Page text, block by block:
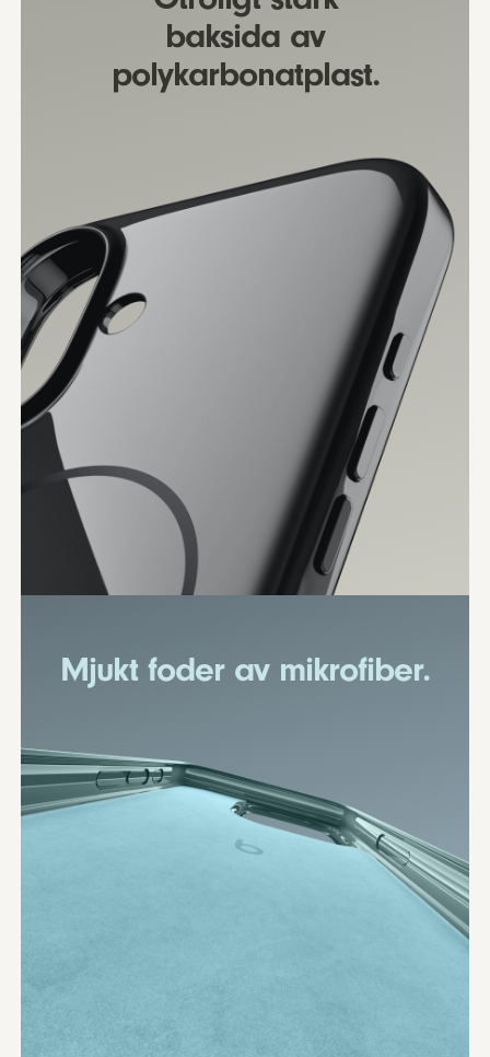
baksida av
polykarbonatplast.
Mjukt foder av mikrofiber.